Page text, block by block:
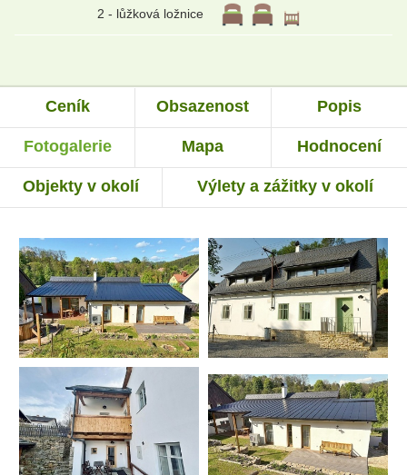
2 - lůžková ložnice
Ceník Obsazenost Popis
Fotogalerie Mapa Hodnocení
Objekty v okolí Výlety a zážitky v okolí